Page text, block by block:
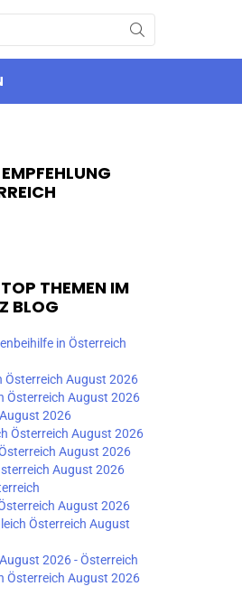
THEMEN IM
BLOG
in Österreich
Österreich August 2026
Österreich August 2026
2026
Österreich August 2026
August 2026
August 2026
August 2026
Österreich August
2026 - Österreich
Österreich August 2026